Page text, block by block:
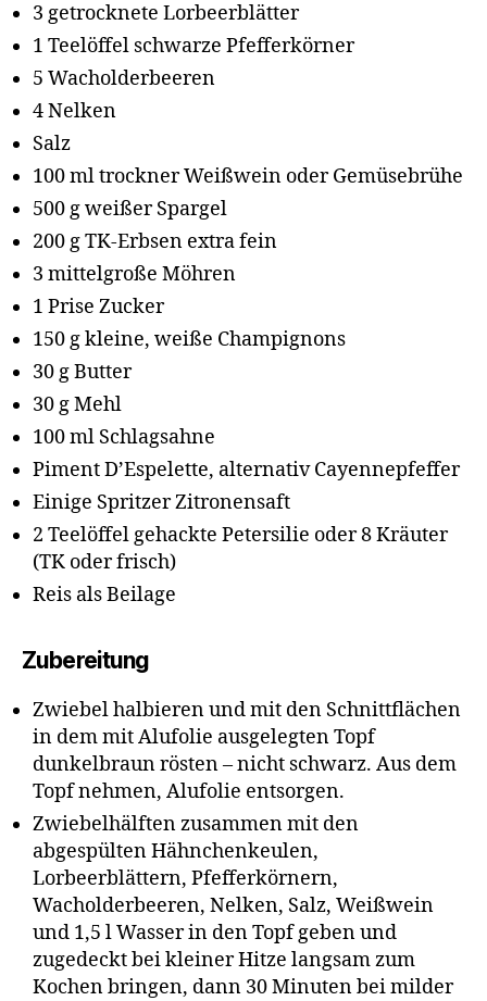
3 getrocknete Lorbeerblätter
1 Teelöffel schwarze Pfefferkörner
5 Wacholderbeeren
4 Nelken
Salz
100 ml trockner Weißwein oder Gemüsebrühe
500 g weißer Spargel
200 g TK-Erbsen extra fein
3 mittelgroße Möhren
1 Prise Zucker
150 g kleine, weiße Champignons
30 g Butter
30 g Mehl
100 ml Schlagsahne
Piment D’Espelette, alternativ Cayennepfeffer
Einige Spritzer Zitronensaft
2 Teelöffel gehackte Petersilie oder 8 Kräuter
(TK oder frisch)
Reis als Beilage
Zubereitung
Zwiebel halbieren und mit den Schnittflächen
in dem mit Alufolie ausgelegten Topf
dunkelbraun rösten – nicht schwarz. Aus dem
Topf nehmen, Alufolie entsorgen.
Zwiebelhälften zusammen mit den
abgespülten Hähnchenkeulen,
Lorbeerblättern, Pfefferkörnern,
Wacholderbeeren, Nelken, Salz, Weißwein
und 1,5 l Wasser in den Topf geben und
zugedeckt bei kleiner Hitze langsam zum
Kochen bringen, dann 30 Minuten bei milder